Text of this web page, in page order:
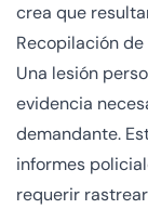
crea que
Recopilación
Una lesión
evidencia
demandante.
informes
requerir